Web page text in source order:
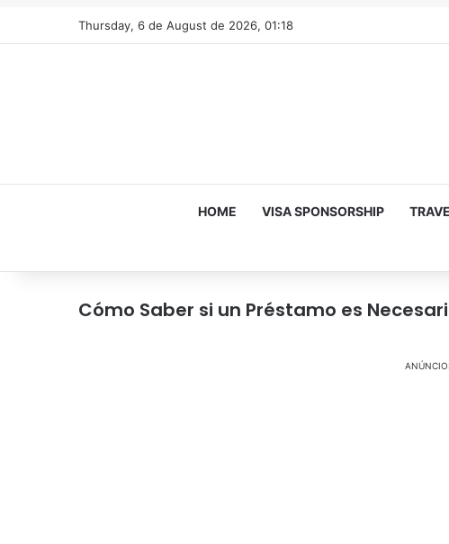
Thursday, 6 de August de 2026, 01:18
HOME VISA SPONSORSHIP
Cómo Saber si un Préstamo es